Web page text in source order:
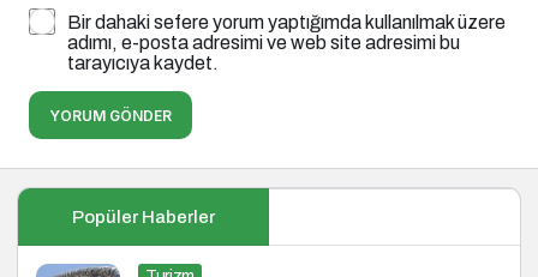
Bir dahaki sefere yorum yaptığımda kullanılmak üzere
adımı, e-posta adresimi ve web site adresimi bu
tarayıcıya kaydet.
YORUM GÖNDER
Popüler Haberler